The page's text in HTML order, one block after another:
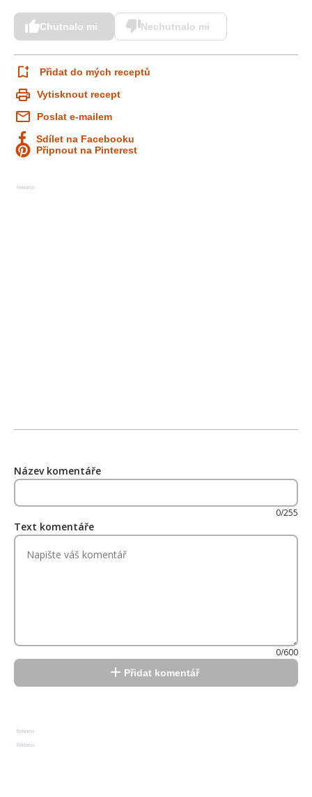
Chutnalo mi Nechutnalo mi
Přidat do mých receptů
Vytisknout recept
Poslat e-mailem
Sdílet na Facebooku
Připnout na Pinterest
Reklama
Název komentáře
0/255
Text komentáře
0/600
Přidat komentář
Reklama
Reklama